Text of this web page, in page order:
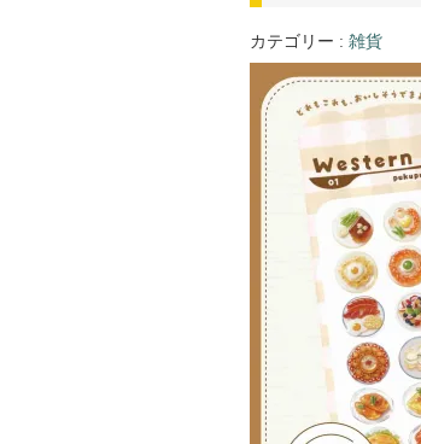
カテゴリー : 雑貨